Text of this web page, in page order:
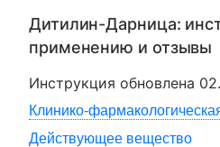
Дитилин-Дарница:
применению и отзывы
Инструкция обновлена
Клинико-
Действующее вещество